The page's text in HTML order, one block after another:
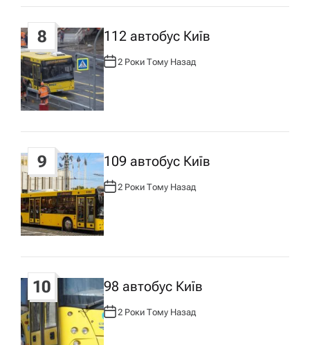
8 112 автобус Київ
А
В
О
Р
:
2 Роки Тому Назад
9 109 автобус Київ
А
В
Т
О
Р
:
2 Роки Тому Назад
10 98 автобус Київ
А
В
Т
2 Роки Тому Назад